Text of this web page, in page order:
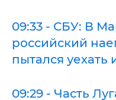
09:33 - СБУ: В
российский
пытался уехать
09:29 - Часть